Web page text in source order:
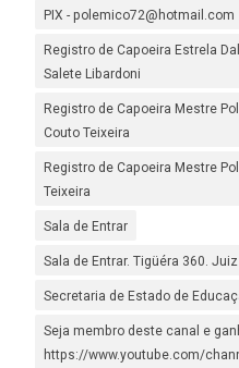
PIX - polemico72@hotmail.com
Registro de Capoeira Estrela
Salete Libardoni
Registro de Capoeira Mestre
Couto Teixeira
Registro de Capoeira Mestre
Teixeira
Sala de Entrar
Sala de Entrar. Tigüéra 360.
Secretaria de Estado de
Seja membro deste canal e
https://www.youtube.com/